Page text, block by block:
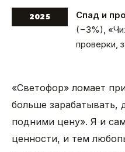
2025 Спад и
(−3%),
проверки,
«Светофор» ломает
больше зарабатывать,
подними цену». Я и
ценности, и тем